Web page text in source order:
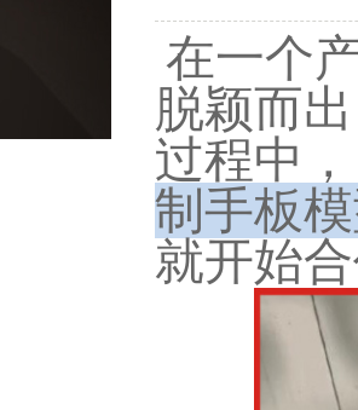
在一个
脱颖而
过程中
制手板
就开始